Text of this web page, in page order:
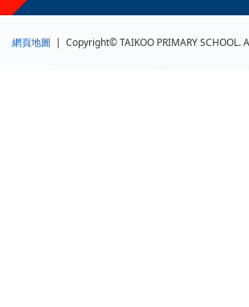
網頁地圖 | Copyright© TAIKOO PRIMARY SCHOOL.